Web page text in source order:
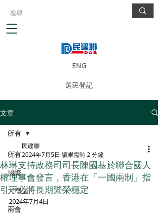
ENG
選民登記
文章
所有
國際
大灣區
兩會
所有
林琳支持政務司司長陳國基於聯合國人
權理事會發言，香港在「一國兩制」指
引下必將長期繁榮穩定
民建聯
2024年7月5日 讀畢需時 2 分鐘
2024年7月4日